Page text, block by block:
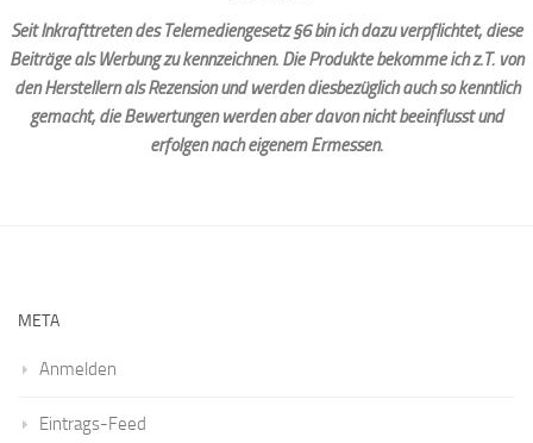
Seit Inkrafttreten des Telemediengesetz §6 bin ich dazu verpflichtet, diese
Beiträge als Werbung zu kennzeichnen. Die Produkte bekomme ich z.T. von
den Herstellern als Rezension und werden diesbezüglich auch so kenntlich
gemacht, die Bewertungen werden aber davon nicht beeinflusst und
erfolgen nach eigenem Ermessen.
META
Anmelden
Eintrags-Feed